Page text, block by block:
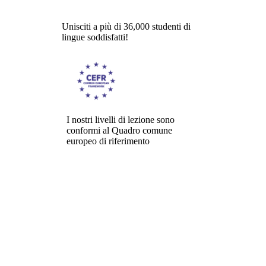
Unisciti a più di 36,000 studenti di
lingue soddisfatti!
I nostri livelli di lezione sono
conformi al Quadro comune
europeo di riferimento